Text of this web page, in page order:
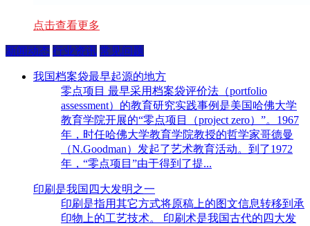
点击查看更多
新闻动态 行业资讯 常见问题
我国档案袋最早起源的地方
零点项目 最早采用档案袋评价法（portfolio
assessment）的教育研究实践事例是美国哈佛大学
教育学院开展的“零点项目（project zero）”。1967
年，时任哈佛大学教育学院教授的哲学家哥德曼
（N.Goodman）发起了艺术教育活动。到了1972
年，“零点项目”由于得到了提...
印刷是我国四大发明之一
印刷是指用其它方式将原稿上的图文信息转移到承
印物上的工艺技术。 印刷术是我国古代的四大发